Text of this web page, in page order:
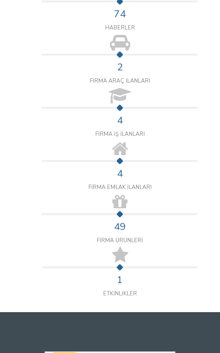
74
HABERLER
2
FİRMA ARAÇ İLANLARI
4
FİRMA İŞ İLANLARI
4
FİRMA EMLAK İLANLARI
49
FİRMA ÜRÜNLERİ
1
ETKİNLİKLER